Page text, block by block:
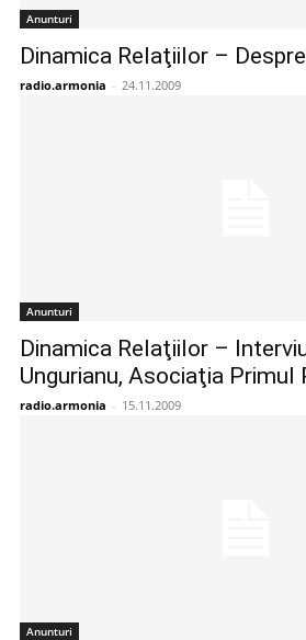
Anunturi
Dinamica Relaţiilor –
radio.armonia - 24.11.2009
Anunturi
Dinamica Relaţiilor –
Ungurianu, Asociaţia Primul
radio.armonia - 15.11.2009
Anunturi